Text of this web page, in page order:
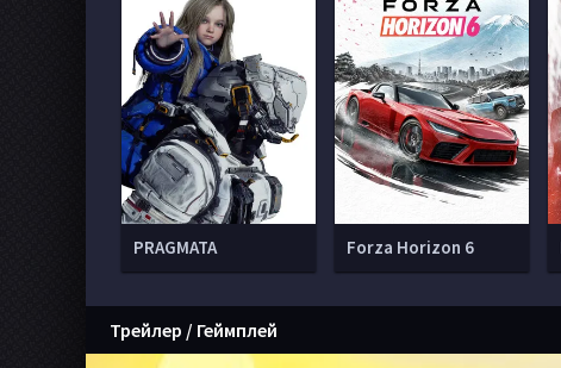
PRAGMATA Forza Horizon 6
Трейлер / Геймплей